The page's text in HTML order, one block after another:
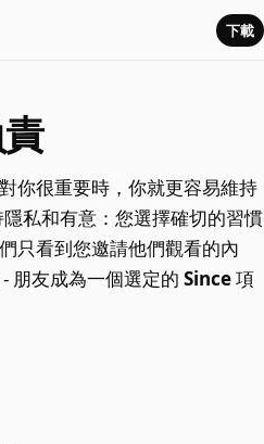
下載
你很重要時，你就更容易維持
私和有意：您選擇確切的習慣
只看到您邀請他們觀看的內
朋友成為一個選定的 Since項